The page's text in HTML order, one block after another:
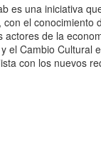
es una iniciativa
con el conocimiento
actores de la
el Cambio Cultural
con los nuevos